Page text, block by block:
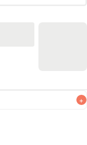
+
べくお早めにお召